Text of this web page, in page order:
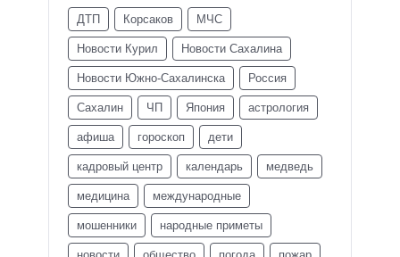
ДТП Корсаков МЧС
Новости Курил Новости Сахалина
Новости Южно-Сахалинска Россия
Сахалин ЧП Япония астрология
афиша гороскоп дети
кадровый центр календарь медведь
медицина международные
мошенники народные приметы